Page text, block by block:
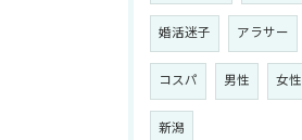
婚活迷子 アラサー
コスパ 男性 女性
新潟